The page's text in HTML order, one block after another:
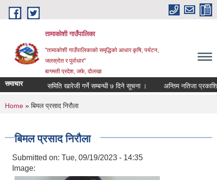
Skip to main content
तामाकोशी गाउँपालिका
"तामाकोशी गाउँपालिकाको समृद्धिको आधार कृषि, पर्यटन,
जलस्रोत र पुर्वाधार"
बागमती प्रदेश, जफे, दोलखा
समाचार समिति खारेजी गर्ने सम्बन्धी ७ दिने सूचना । अन्तिम नतिजा प्रकाशित
You are here
Home » बिमल प्रसाद निरौला
बिमल प्रसाद निरौला
Submitted on: Tue, 09/19/2023 - 14:35
Image: